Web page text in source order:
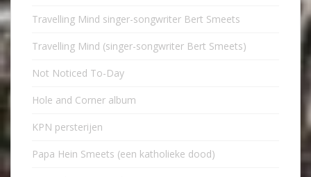
Travelling Mind singer-songwriter Bert Smeets
Travelling Mind (singer-songwriter Bert Smeets)
Not Noticed To-Day
Hole and Corner album
KPN persterijen
Papa Hein Smeets (een katholieke dood)